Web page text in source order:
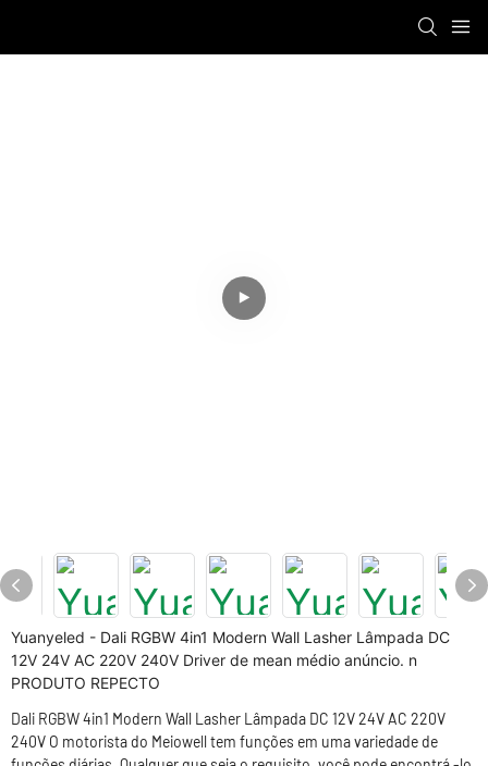
Yuanyeled - Dali RGBW 4in1 Modern Wall Lasher Lâmpada DC
12V 24V AC 220V 240V Driver de mean médio anúncio. n
PRODUTO REPECTO
Dali RGBW 4in1 Modern Wall Lasher Lâmpada DC 12V 24V AC 220V
240V O motorista do Meiowell tem funções em uma variedade de